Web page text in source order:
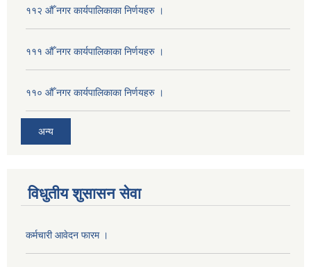
११२ औँ नगर कार्यपालिकाका निर्णयहरु ।
१११ औँ नगर कार्यपालिकाका निर्णयहरु ।
११० औँ नगर कार्यपालिकाका निर्णयहरु ।
अन्य
विधुतीय शुसासन सेवा
कर्मचारी आवेदन फारम ।